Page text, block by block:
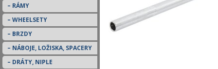
RÁMY
WHEELSETY
BRZDY
NÁBOJE, LOŽISKA, SPACERY
DRÁTY, NIPLE